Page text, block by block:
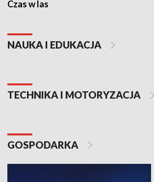
Czas w las
NAUKA I EDUKACJA
TECHNIKA I MOTORYZACJA
GOSPODARKA